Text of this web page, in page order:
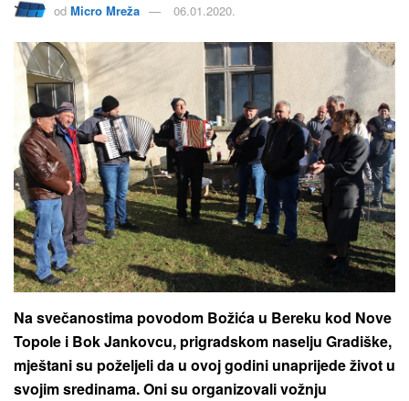
od Micro Mreža 06.01.2020.
Na svečanostima povodom Božića u Bereku kod Nove
Topole i Bok Jankovcu, prigradskom naselju Gradiške,
mještani su poželjeli da u ovoj godini unaprijede život u
svojim sredinama. Oni su organizovali vožnju